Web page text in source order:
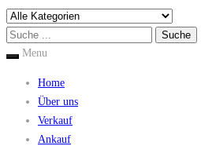
Menu
Home
Über uns
Verkauf
Ankauf